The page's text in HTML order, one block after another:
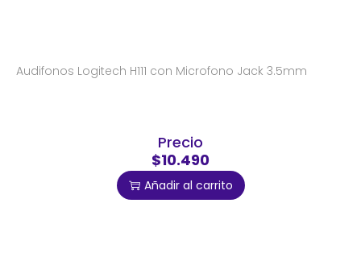
Audifonos Logitech H111 con Microfono Jack 3.5mm
Precio
$10.490
Añadir al carrito